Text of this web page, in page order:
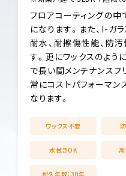
フロアコーティングの
になります。また、I-ガ
耐水、耐擦傷性能、防
す。更にワックスのよう
で長い間メンテナンス
常にコストパフォーマ
なります。
ワックス不要
水拭きOK
耐久年数：30年